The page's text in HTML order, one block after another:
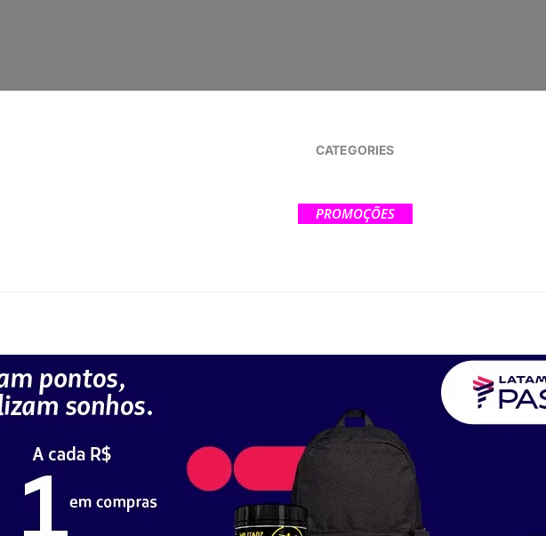
CATEGORIES
PROMOÇÕES